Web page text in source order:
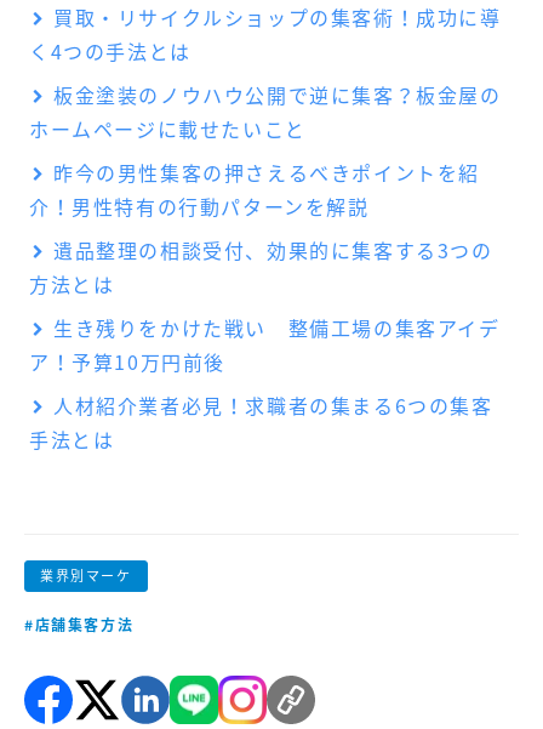
業界別マーケ
#店舗集客方法
買取・リサイクルショップの集客術！成功に導
く4つの手法とは
板金塗装のノウハウ公開で逆に集客？板金屋の
ホームページに載せたいこと
昨今の男性集客の押さえるべきポイントを紹
介！男性特有の行動パターンを解説
遺品整理の相談受付、効果的に集客する3つの
方法とは
生き残りをかけた戦い 整備工場の集客アイデ
ア！予算10万円前後
人材紹介業者必見！求職者の集まる6つの集客
手法とは